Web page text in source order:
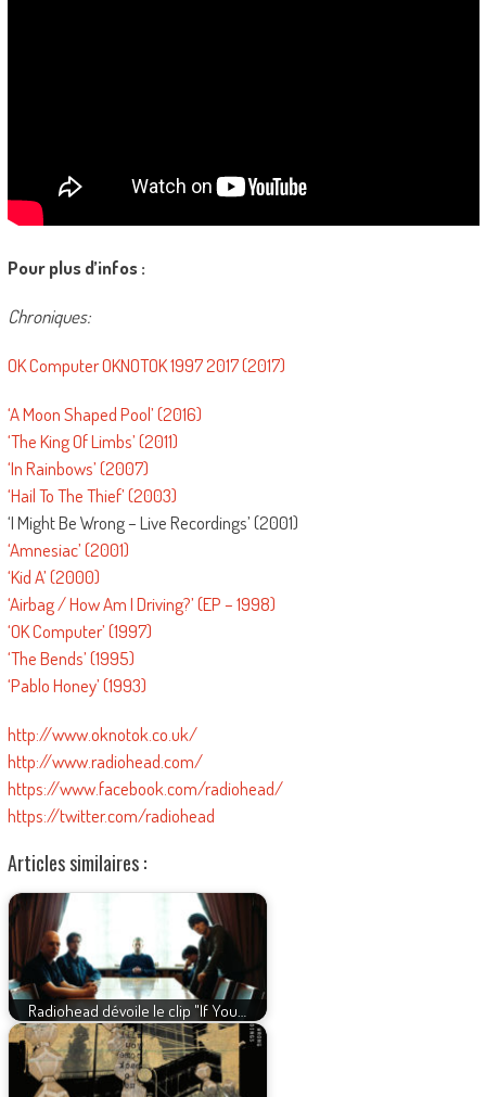
Pour plus d’infos :
Chroniques:
OK Computer OKNOTOK 1997 2017 (2017)
‘A Moon Shaped Pool’ (2016)
‘The King Of Limbs’ (2011)
‘In Rainbows’ (2007)
‘Hail To The Thief’ (2003)
‘I Might Be Wrong – Live Recordings’ (2001)
‘Amnesiac’ (2001)
‘Kid A’ (2000)
‘Airbag / How Am I Driving?’ (EP – 1998)
‘OK Computer’ (1997)
‘The Bends’ (1995)
‘Pablo Honey’ (1993)
http://www.oknotok.co.uk/
http://www.radiohead.com/
https://www.facebook.com/radiohead/
https://twitter.com/radiohead
Articles similaires :
Radiohead dévoile le clip "If You…